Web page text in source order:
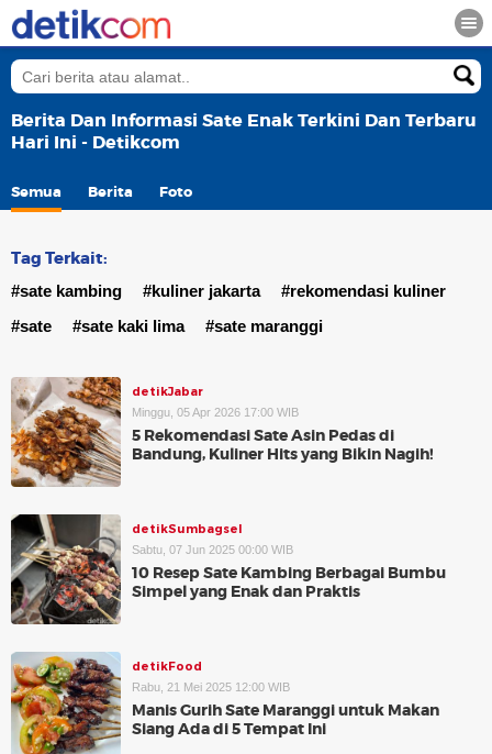
Berita Dan Informasi Sate Enak Terkini Dan Terbaru
Hari Ini - Detikcom
Semua Berita Foto
Tag Terkait:
#sate kambing #kuliner jakarta
#rekomendasi kuliner
#sate
#sate kaki lima #sate maranggi
detikJabar
Minggu, 05 Apr 2026 17:00 WIB
5 Rekomendasi Sate Asin Pedas di
Bandung, Kuliner Hits yang Bikin Nagih!
detikSumbagsel
Sabtu, 07 Jun 2025 00:00 WIB
10 Resep Sate Kambing Berbagai Bumbu
Simpel yang Enak dan Praktis
detikFood
Rabu, 21 Mei 2025 12:00 WIB
Manis Gurih Sate Maranggi untuk Makan
Siang Ada di 5 Tempat Ini